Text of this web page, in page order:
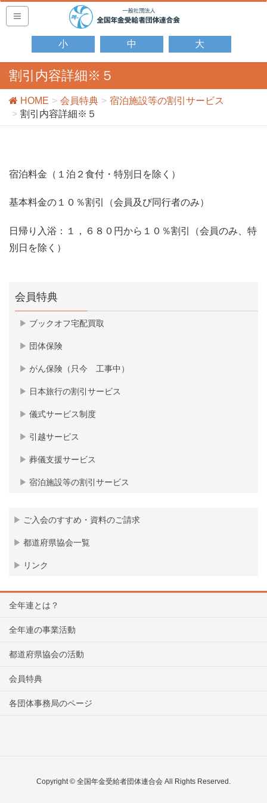
小 中 大
割引内容詳細※５
HOME 会員特典
宿泊施設等の割引サービス
割引内容詳細※５
宿泊料金（１泊２食付・特別日を除く）
基本料金の１０％割引（会員及び同行者のみ）
日帰り入浴：１，６８０円から１０％割引（会員のみ、特
別日を除く）
会員特典
ブックオフ宅配買取
団体保険
がん保険（只今 工事中）
日本旅行の割引サービス
儀式サービス制度
引越サービス
葬儀支援サービス
宿泊施設等の割引サービス
ご入会のすすめ・資料のご請求
都道府県協会一覧
リンク
全年連とは？
全年連の事業活動
都道府県協会の活動
会員特典
各団体事務局のページ
Copyright © 全国年金受給者団体連合会 All Rights Reserved.